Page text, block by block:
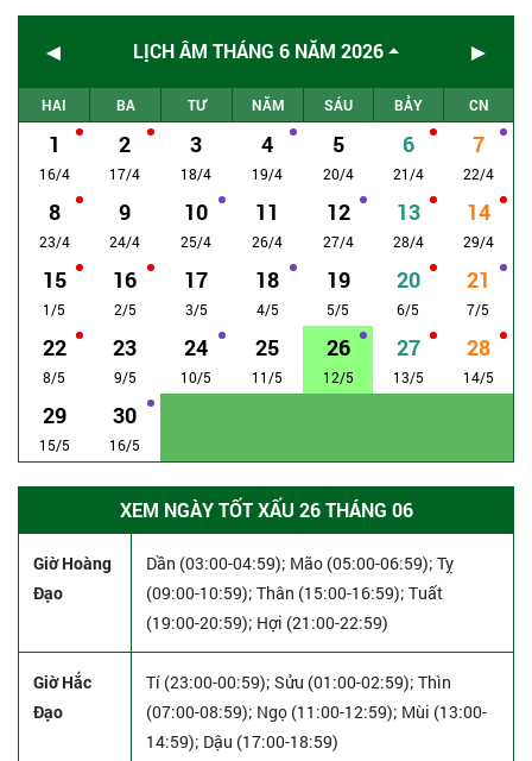
◄ LỊCH ÂM THÁNG 6 NĂM 2026 ►
HAI BA TƯ NĂM SÁU BẢY CN
1
16/4
2
17/4
3
18/4
4
19/4
5
20/4
6
21/4
7
22/4
8
23/4
9
24/4
10
25/4
11
26/4
12
27/4
13
28/4
14
29/4
15
1/5
16
2/5
17
3/5
18
4/5
19
5/5
20
6/5
21
7/5
22
8/5
23
9/5
24
10/5
25
11/5
26
12/5
27
13/5
28
14/5
29
15/5
30
16/5
XEM NGÀY TỐT XẤU 26 THÁNG 06
Giờ Hoàng
Đạo
Dần (03:00-04:59); Mão (05:00-06:59); Tỵ
(09:00-10:59); Thân (15:00-16:59); Tuất
(19:00-20:59); Hợi (21:00-22:59)
Giờ Hắc
Đạo
Tí (23:00-00:59); Sửu (01:00-02:59); Thìn
(07:00-08:59); Ngọ (11:00-12:59); Mùi (13:00-
14:59); Dậu (17:00-18:59)